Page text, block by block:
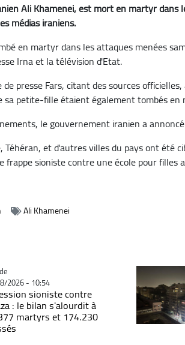
Ali Khamenei, est mort en martyr
médias iraniens.
en martyr dans les attaques menées
Irna et la télévision d'Etat.
de presse Fars, citant des sources
sa petite-fille étaient également tombés en
le gouvernement iranien a
Téhéran, et d'autres villes du pays ont été
frappe sioniste contre une école pour
Ali Khamenei
2026 - 10:54
sioniste contre
: le bilan s'alourdit à
martyrs et 174.230